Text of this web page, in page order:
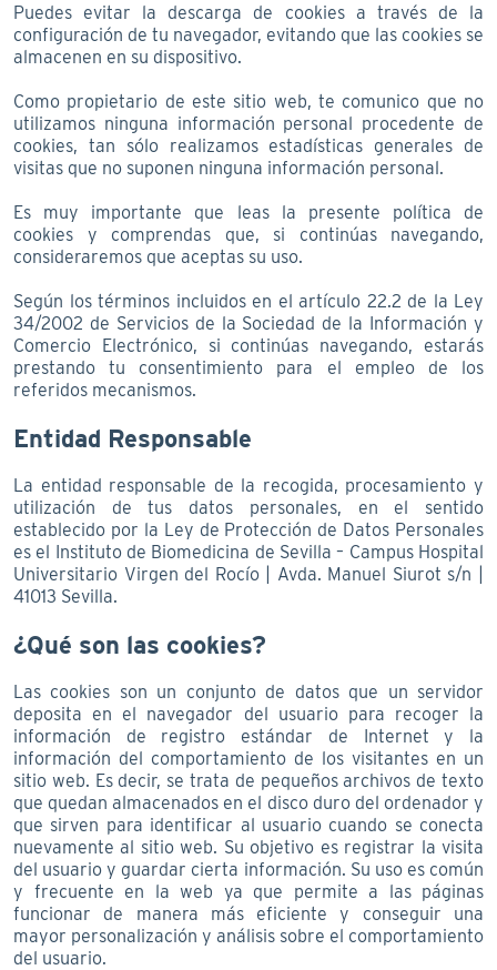
Puedes evitar la descarga de cookies a través de la
configuración de tu navegador, evitando que las cookies se
almacenen en su dispositivo.
Como propietario de este sitio web, te comunico que no
utilizamos ninguna información personal procedente de
cookies, tan sólo realizamos estadísticas generales de
visitas que no suponen ninguna información personal.
Es muy importante que leas la presente política de
cookies y comprendas que, si continúas navegando,
consideraremos que aceptas su uso.
Según los términos incluidos en el artículo 22.2 de la Ley
34/2002 de Servicios de la Sociedad de la Información y
Comercio Electrónico, si continúas navegando, estarás
prestando tu consentimiento para el empleo de los
referidos mecanismos.
Entidad Responsable
La entidad responsable de la recogida, procesamiento y
utilización de tus datos personales, en el sentido
establecido por la Ley de Protección de Datos Personales
es el Instituto de Biomedicina de Sevilla – Campus Hospital
Universitario Virgen del Rocío | Avda. Manuel Siurot s/n |
41013 Sevilla.
¿Qué son las cookies?
Las cookies son un conjunto de datos que un servidor
deposita en el navegador del usuario para recoger la
información de registro estándar de Internet y la
información del comportamiento de los visitantes en un
sitio web. Es decir, se trata de pequeños archivos de texto
que quedan almacenados en el disco duro del ordenador y
que sirven para identificar al usuario cuando se conecta
nuevamente al sitio web. Su objetivo es registrar la visita
del usuario y guardar cierta información. Su uso es común
y frecuente en la web ya que permite a las páginas
funcionar de manera más eficiente y conseguir una
mayor personalización y análisis sobre el comportamiento
del usuario.